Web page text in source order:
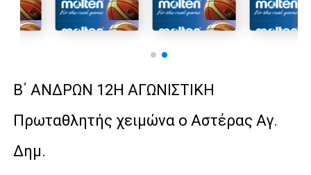
Β΄ ΕΦΗΒΩΝ F4 : Εντυπωσιακός ο Ρέντης στον τελικό 104-77
Β΄ ΑΝΔΡΩΝ 12Η ΑΓΩΝΙΣΤΙΚΗ
Πρωταθλητής χειμώνα ο Αστέρας Αγ.
Δημ.